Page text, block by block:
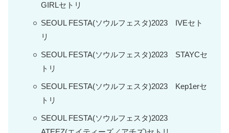
GIRLセトリ
SEOUL FESTA(ソウルフェスタ)2023 IVEセト
リ
SEOUL FESTA(ソウルフェスタ)2023 STAYCセ
トリ
SEOUL FESTA(ソウルフェスタ)2023 Kep1erセ
トリ
SEOUL FESTA(ソウルフェスタ)2023